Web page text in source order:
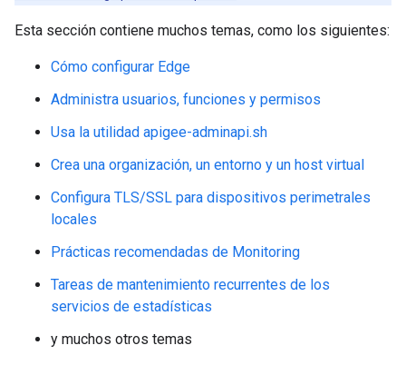
Esta sección contiene muchos temas, como los siguientes:
Cómo configurar Edge
Administra usuarios, funciones y permisos
Usa la utilidad apigee-adminapi.sh
Crea una organización, un entorno y un host virtual
Configura TLS/SSL para dispositivos perimetrales
locales
Prácticas recomendadas de Monitoring
Tareas de mantenimiento recurrentes de los
servicios de estadísticas
y muchos otros temas